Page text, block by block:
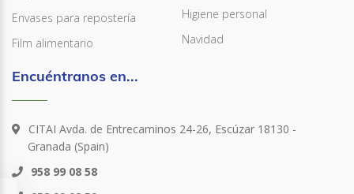
Envases para repostería
Film alimentario
Higiene personal
Navidad
Encuéntranos en...
CITAI Avda. de Entrecaminos 24-26, Escúzar 18130 -
Granada (Spain)
958 99 08 58